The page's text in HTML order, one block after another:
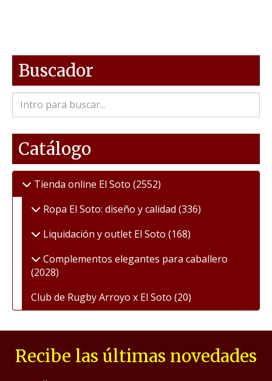
Buscador
Catálogo
Tienda online El Soto (2552)
Ropa El Soto: diseño y calidad (336)
Liquidación y outlet El Soto (168)
Complementos elegantes para caballero
(2028)
Club de Rugby Arroyo x El Soto (20)
Recibe las últimas novedades